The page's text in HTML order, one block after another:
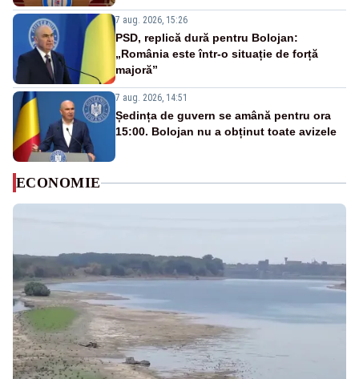
7 aug. 2026, 15:26
PSD, replică dură pentru Bolojan:
„România este într-o situație de forță
majoră”
7 aug. 2026, 14:51
Ședința de guvern se amână pentru ora
15:00. Bolojan nu a obținut toate avizele
ECONOMIE